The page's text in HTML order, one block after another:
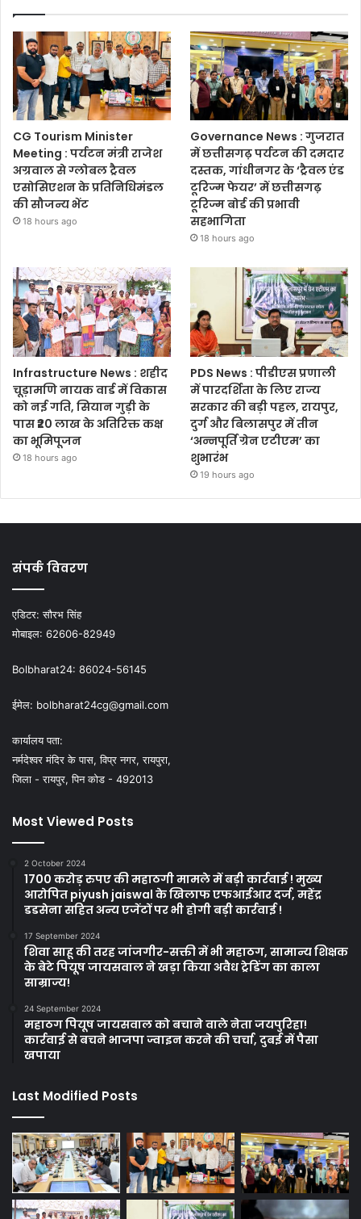
CG Tourism Minister
Meeting : पर्यटन मंत्री राजेश
अग्रवाल से ग्लोबल ट्रैवल
एसोसिएशन के प्रतिनिधिमंडल
की सौजन्य भेंट
18 hours ago
Governance News : गुजरात
में छत्तीसगढ़ पर्यटन की दमदार
दस्तक, गांधीनगर के ‘ट्रैवल एंड
टूरिज्म फेयर’ में छत्तीसगढ़
टूरिज्म बोर्ड की प्रभावी
सहभागिता
18 hours ago
Infrastructure News : शहीद
चूड़ामणि नायक वार्ड में विकास
को नई गति, सियान गुड़ी के
पास ₹20 लाख के अतिरिक्त कक्ष
का भूमिपूजन
18 hours ago
PDS News : पीडीएस प्रणाली
में पारदर्शिता के लिए राज्य
सरकार की बड़ी पहल, रायपुर,
दुर्ग और बिलासपुर में तीन
‘अन्नपूर्ति ग्रेन एटीएम’ का
शुभारंभ
19 hours ago
संपर्क विवरण
एडिटर:सौरभ सिंह
मोबाइल: 62606-82949
Bolbharat24: 86024-56145
ईमेल: bolbharat24cg@gmail.com
कार्यालय पता:
नर्मदेश्वर मंदिर के पास, विप्र नगर, रायपुरा,
जिला - रायपुर, पिन कोड - 492013
Most Viewed Posts
2 October 2024
1700 करोड़ रुपए की महाठगी मामले में बड़ी कार्रवाई ! मुख्य
आरोपित piyush jaiswal के खिलाफ एफआईआर दर्ज, महेंद्र
डडसेना सहित अन्य एजेंटों पर भी होगी बड़ी कार्रवाई !
17 September 2024
शिवा साहू की तरह जांजगीर-सक्ती में भी महाठग, सामान्य शिक्षक
के बेटे पियूष जायसवाल ने खड़ा किया अवैध ट्रेडिंग का काला
साम्राज्य!
24 September 2024
महाठग पियूष जायसवाल को बचाने वाले नेता जयपुरिहा!
कार्रवाई से बचने भाजपा ज्वाइन करने की चर्चा, दुबई में पैसा
खपाया
Last Modified Posts